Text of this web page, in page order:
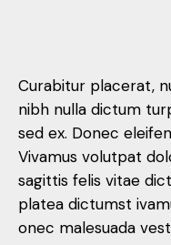
Curabitur placerat,
nibh nulla dictum
sed ex. Donec
Vivamus volutpat
sagittis felis vitae
platea dictumst
onec malesuada